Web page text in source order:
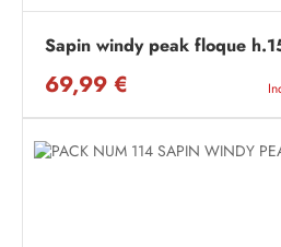
Sapin windy peak floque
69,99 €